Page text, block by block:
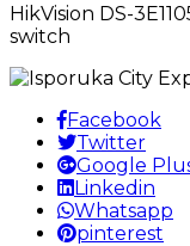
HikVision DS-
switch
Facebook
Twitter
Google
Linkedin
Whatsapp
pinterest